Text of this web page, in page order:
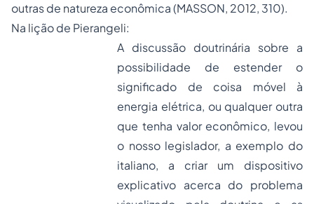
outras de natureza econômica (MASSON, 2012, 310).
Na lição de Pierangeli:
A discussão doutrinária sobre a
possibilidade de estender o
significado de coisa móvel à
energia elétrica, ou qualquer outra
que tenha valor econômico, levou
o nosso legislador, a exemplo do
italiano, a criar um dispositivo
explicativo acerca do problema